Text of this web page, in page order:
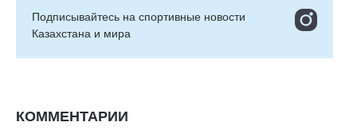
Подписывайтесь на cпортивные новости
Казахстана и мира
КОММЕНТАРИИ